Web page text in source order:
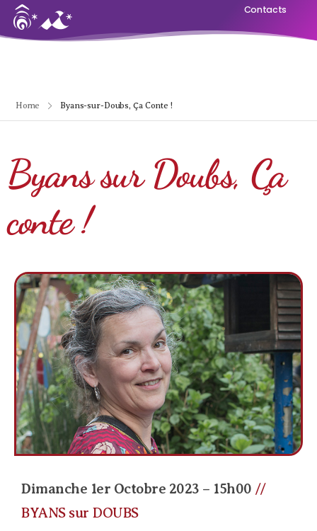
Contacts
Home Byans-sur-Doubs, Ça Conte !
Byans sur Doubs, Ça
conte !
Dimanche 1er Octobre 2023 – 15h00 //
BYANS sur DOUBS